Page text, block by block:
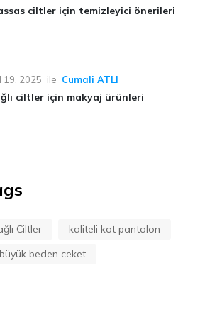
ciltler için temizleyici önerileri
19, 2025 ile Cumali ATLI
ciltler için makyaj ürünleri
Ciltler
kaliteli kot pantolon
büyük beden ceket